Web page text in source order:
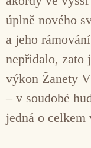
úplně nového
a jeho
nepřidalo, zato
výkon Žanety
– v soudobé
jedná o celkem